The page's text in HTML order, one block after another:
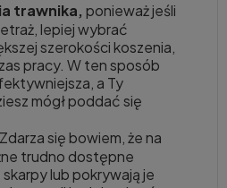
trawnika, ponieważ jeśli
lepiej wybrać
szerokości koszenia,
pracy. W ten sposób
a Ty
mógł poddać się
Zdarza się bowiem, że na
trudno dostępne
lub pokrywają je